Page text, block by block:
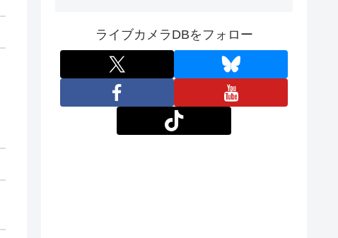
ライブカメラDBをフォロー